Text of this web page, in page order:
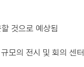
것으로 예상됨
모의 전시 및 회의 센터